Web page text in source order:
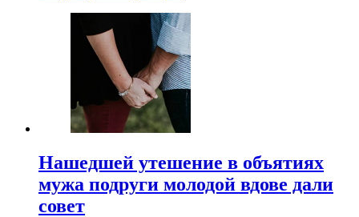
Нашедшей утешение в объятиях
мужа подруги молодой вдове дали
совет